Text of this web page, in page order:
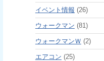
イベント情報 (26)
ウォークマン (81)
ウォークマンＷ (2)
エアコン (25)